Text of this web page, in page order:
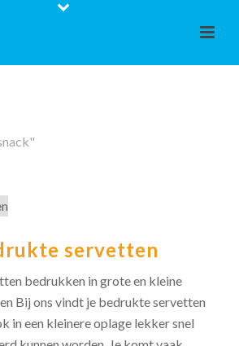
servetten
bedrukken in grote en kleine
Bij ons vindt je bedrukte servetten
in een kleinere oplage lekker snel